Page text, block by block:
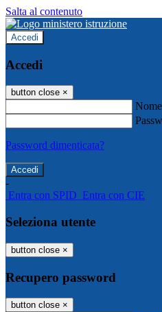
Salta al contenuto
Accedi
Accedi
button close ×
Password dimenticata?
-
Entra con SPID Entra con CIE
Seleziona utente
button close ×
Recupero password
button close ×